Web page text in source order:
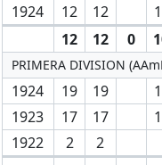
1924 12 12
12
12 0
PRIMERA DIVISION
1924 19 19
1923
17 17
1922
2 2